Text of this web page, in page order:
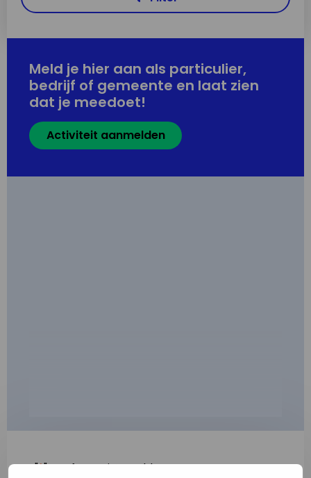
Meld je hier aan als particulier,
bedrijf of gemeente en laat zien
dat je meedoet!
Activiteit aanmelden
"*" geeft vereiste velden aan